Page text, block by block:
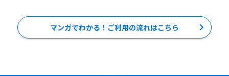
マンガでわかる！ご利用の流れはこちら